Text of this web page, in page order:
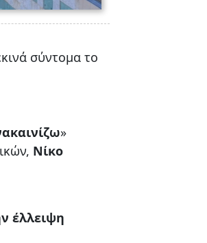
σύντομα το
»
Νίκο
έλλειψη